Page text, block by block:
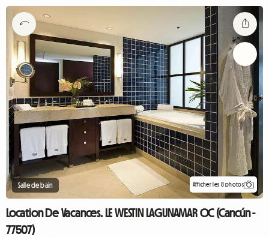
Salle de bain Afficher les 8 photos
Location De Vacances. LE WESTIN LAGUNAMAR OC (Cancún -
77507)